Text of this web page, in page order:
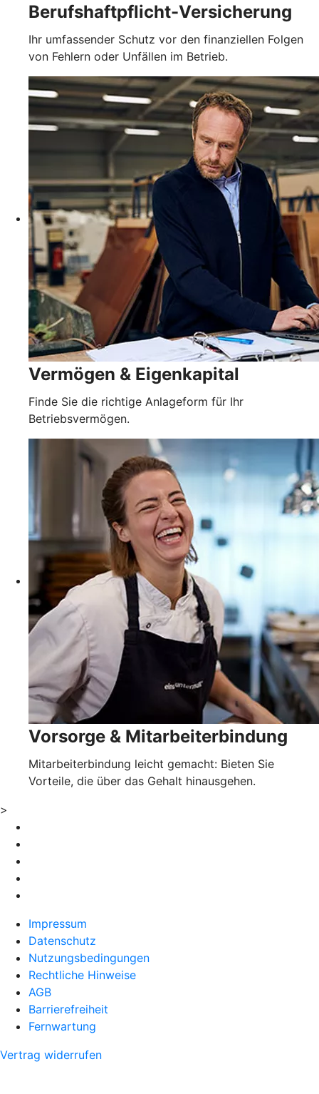
Berufshaftpflicht-Versicherung
Ihr umfassender Schutz vor den finanziellen Folgen
von Fehlern oder Unfällen im Betrieb.
Vermögen & Eigenkapital
Finde Sie die richtige Anlageform für Ihr
Betriebsvermögen.
Vorsorge & Mitarbeiterbindung
Mitarbeiterbindung leicht gemacht: Bieten Sie
Vorteile, die über das Gehalt hinausgehen.
>
Impressum
Datenschutz
Nutzungsbedingungen
Rechtliche Hinweise
AGB
Barrierefreiheit
Fernwartung
Vertrag widerrufen